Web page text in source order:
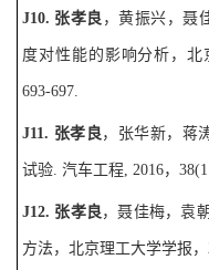
J10. 张孝良 ，黄振兴，聂
度对性能的影响分析，
693-697.
J11. 张孝良 ，张华新，蒋
试验. 汽车工程, 2016，
J12. 张孝良 ，聂佳梅，袁
方法，北京理工大学学报，